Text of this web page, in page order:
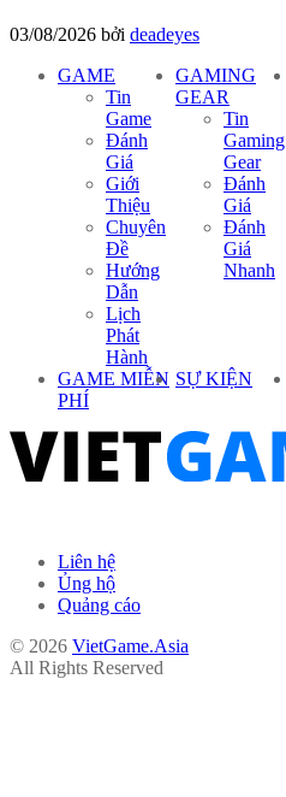
03/08/2026 bởi deadeyes
GAME
Tin
Game
Đánh
Giá
Giới
Thiệu
Chuyên
Đề
Hướng
Dẫn
Lịch
Phát
Hành
GAMING
GEAR
Tin
Gaming
Gear
Đánh
Giá
Đánh
Giá
Nhanh
GAME MIỄN
PHÍ
SỰ KIỆN
Liên hệ
Ủng hộ
Quảng cáo
© 2026 VietGame.Asia
All Rights Reserved